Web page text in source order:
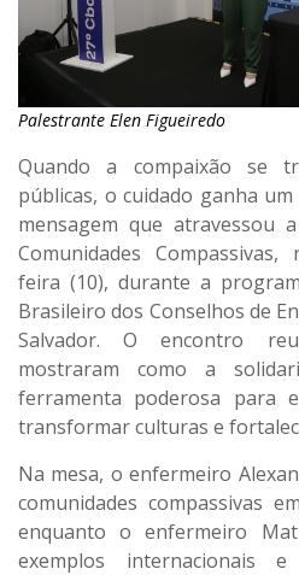
Palestrante Elen Figueiredo
Quando a compaixão se
públicas, o cuidado ganha
mensagem que atravessou
Comunidades
feira (10), durante a
Brasileiro dos Conselhos de
Salvador. O encontro
mostraram como a
ferramenta poderosa para
transformar culturas e
Na mesa, o enfermeiro
comunidades compassivas
enquanto o enfermeiro
exemplos internacionais